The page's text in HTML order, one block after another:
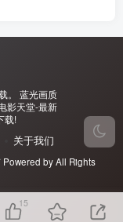
。 蓝光画质
影天堂-最新
载!
关于我们
Powered by All Rights
15